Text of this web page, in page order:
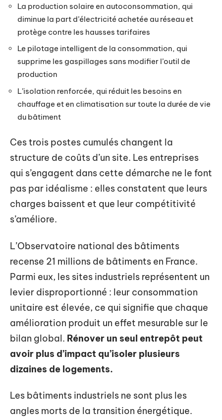
La production solaire en autoconsommation, qui
diminue la part d’électricité achetée au réseau et
protège contre les hausses tarifaires
Le pilotage intelligent de la consommation, qui
supprime les gaspillages sans modifier l’outil de
production
L’isolation renforcée, qui réduit les besoins en
chauffage et en climatisation sur toute la durée de vie
du bâtiment
Ces trois postes cumulés changent la
structure de coûts d’un site. Les entreprises
qui s’engagent dans cette démarche ne le font
pas par idéalisme : elles constatent que leurs
charges baissent et que leur compétitivité
s’améliore.
L’Observatoire national des bâtiments
recense 21 millions de bâtiments en France.
Parmi eux, les sites industriels représentent un
levier disproportionné : leur consommation
unitaire est élevée, ce qui signifie que chaque
amélioration produit un effet mesurable sur le
bilan global. Rénover un seul entrepôt peut
avoir plus d’impact qu’isoler plusieurs
dizaines de logements.
Les bâtiments industriels ne sont plus les
angles morts de la transition énergétique.